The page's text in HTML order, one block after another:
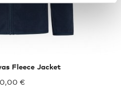
Fleece Jacket
€